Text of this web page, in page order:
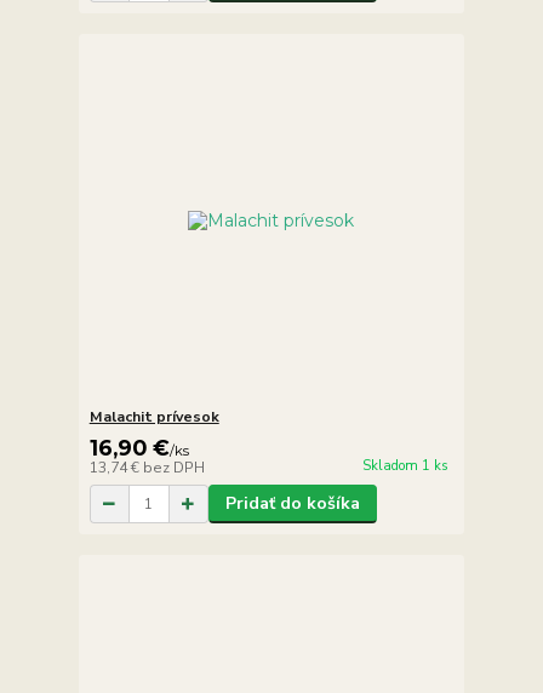
Malachit prívesok
16,90 €/ks
13,74 € bez DPH Skladom 1 ks
Pridať do košíka